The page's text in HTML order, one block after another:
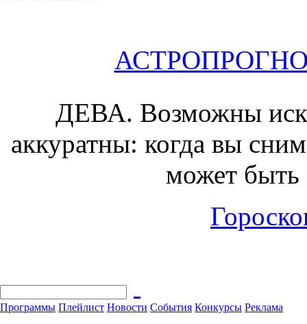
ДЕВА. Возможны
аккуратны: когда вы
может быть
Программы Плейлист Новости События Конкурсы Реклама